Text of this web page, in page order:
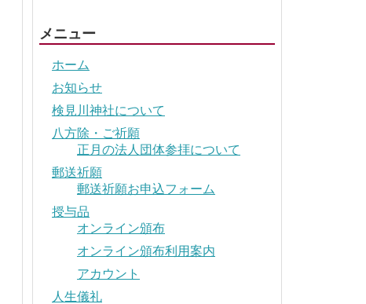
メニュー
ホーム
お知らせ
検見川神社について
八方除・ご祈願
正月の法人団体参拝について
郵送祈願
郵送祈願お申込フォーム
授与品
オンライン頒布
オンライン頒布利用案内
アカウント
人生儀礼